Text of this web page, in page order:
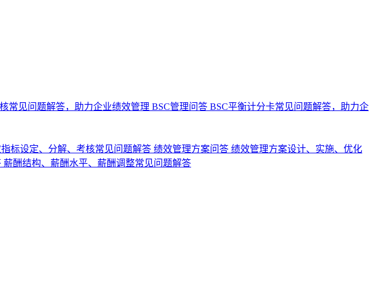
常见问题解答，助力企业绩效管理 BSC管理问答 BSC平衡计分卡常见问题解答，助力企
标设定、分解、考核常见问题解答 绩效管理方案问答 绩效管理方案设计、实施、优化
薪酬结构、薪酬水平、薪酬调整常见问题解答